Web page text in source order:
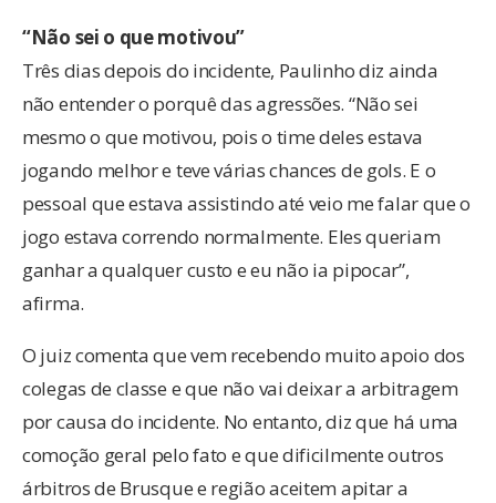
“Não sei o que motivou”
Três dias depois do incidente, Paulinho diz ainda
não entender o porquê das agressões. “Não sei
mesmo o que motivou, pois o time deles estava
jogando melhor e teve várias chances de gols. E o
pessoal que estava assistindo até veio me falar que o
jogo estava correndo normalmente. Eles queriam
ganhar a qualquer custo e eu não ia pipocar”,
afirma.
O juiz comenta que vem recebendo muito apoio dos
colegas de classe e que não vai deixar a arbitragem
por causa do incidente. No entanto, diz que há uma
comoção geral pelo fato e que dificilmente outros
árbitros de Brusque e região aceitem apitar a